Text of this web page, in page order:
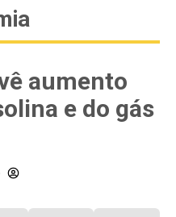
aumento
e do gás